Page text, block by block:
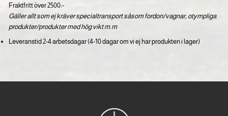
Fraktfritt över 2500:-
Gäller allt som ej kräver specialtransport såsom fordon/vagnar, otympliga
produkter/produkter med hög vikt m.m
Leveranstid 2-4 arbetsdagar (4-10 dagar om vi ej har produkten i lager)